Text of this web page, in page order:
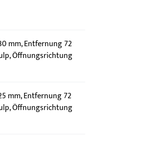
mm, Entfernung 72
Öffnungsrichtung
mm, Entfernung 72
Öffnungsrichtung